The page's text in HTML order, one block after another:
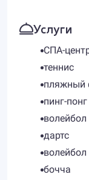
Услуги
СПА-
теннис
пляжный
пинг-понг
волейбол
дартс
бочча